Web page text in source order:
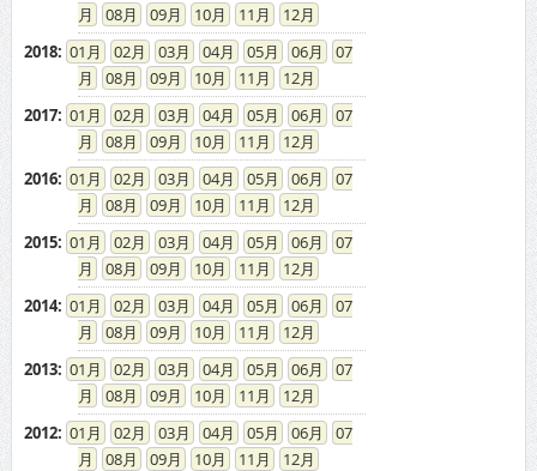
08
09 10 11
12
2018: 01 02 03 04 05 06
07
08
09 10 11
12
2017: 01 02 03 04 05 06
07
08
09 10 11
12
2016: 01 02 03 04 05 06
07
08
09 10 11
12
2015: 01 02 03 04 05 06
07
08
09 10 11
12
2014: 01 02 03 04 05 06
07
08
09 10 11
12
2013: 01 02 03 04 05 06
07
08
09 10 11
12
2012: 01 02 03 04 05 06
07
08
09 10 11
12